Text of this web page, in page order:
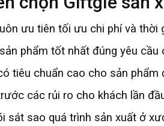
ưu tiên tối ưu chi phí và thời
phẩm tốt nhất đúng yêu cầu
tiêu chuẩn cao cho sản
các rủi ro cho khách lần
sát sao quá trình sản xuất ở